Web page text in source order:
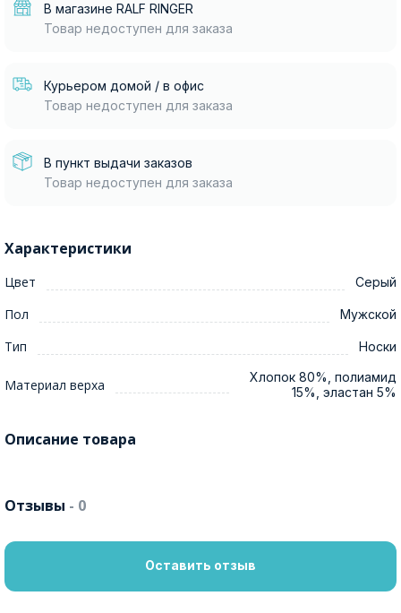
В магазине RALF RINGER
Товар недоступен для заказа
Курьером домой / в офис
Товар недоступен для заказа
В пункт выдачи заказов
Товар недоступен для заказа
Характеристики
Цвет Серый
Пол Мужской
Тип Носки
Материал верха
Хлопок 80%, полиамид
15%, эластан 5%
Описание товара
Отзывы - 0
Оставить отзыв